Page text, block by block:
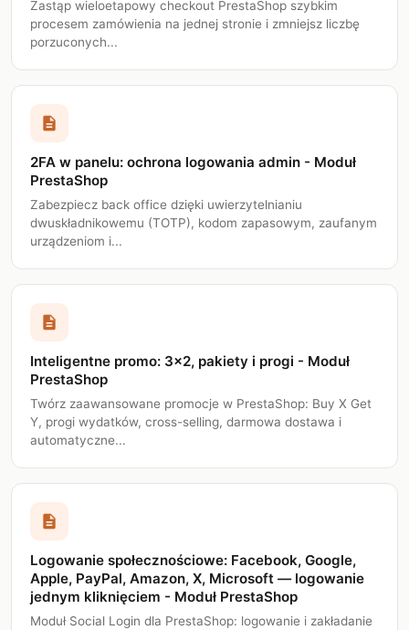
Zastąp wieloetapowy checkout PrestaShop szybkim
procesem zamówienia na jednej stronie i zmniejsz liczbę
porzuconych...
description
2FA w panelu: ochrona logowania admin - Moduł
PrestaShop
Zabezpiecz back office dzięki uwierzytelnianiu
dwuskładnikowemu (TOTP), kodom zapasowym, zaufanym
urządzeniom i...
description
Inteligentne promo: 3x2, pakiety i progi - Moduł
PrestaShop
Twórz zaawansowane promocje w PrestaShop: Buy X Get
Y, progi wydatków, cross-selling, darmowa dostawa i
automatyczne...
description
Logowanie społecznościowe: Facebook, Google,
Apple, PayPal, Amazon, X, Microsoft — logowanie
jednym kliknięciem - Moduł PrestaShop
Moduł Social Login dla PrestaShop: logowanie i zakładanie